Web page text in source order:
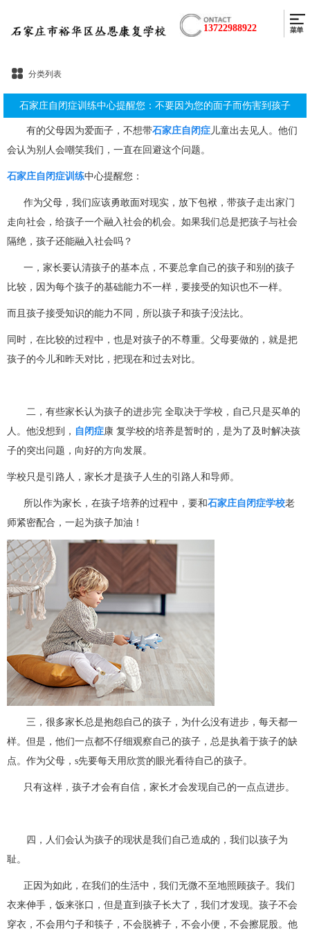
13722988922
分类列表
石家庄自闭症训练中心提醒您：不要因为您的面子而伤害到孩子
有的父母因为爱面子，不想带石家庄自闭症 儿童出去见人。他们
会认为别人会嘲笑我们，一直在回避这个问题。
石家庄自闭症训练中心提醒您：
作为父母，我们应该勇敢面对现实，放下包袱，带孩子走出家门
走向社会，给孩子一个融入社会的机会。如果我们总是把孩子与社会
隔绝，孩子还能融入社会吗？
一，家长要认清孩子的基本点，不要总拿自己的孩子和别的孩子
比较，因为每个孩子的基础能力不一样，要接受的知识也不一样。
而且孩子接受知识的能力不同，所以孩子和孩子没法比。
同时，在比较的过程中，也是对孩子的不尊重。父母要做的，就是把
孩子的今儿和昨天对比，把现在和过去对比。
二，有些家长认为孩子的进步完 全取决于学校，自己只是买单的
人。他没想到， 自闭症康 复学校的培养是暂时的，是为了及时解决孩
子的突出问题，向好的方向发展。
学校只是引路人，家长才是孩子人生的引路人和导师。
所以作为家长，在孩子培养的过程中，要和石家庄自闭症学校老
师紧密配合，一起为孩子加油！
三，很多家长总是抱怨自己的孩子，为什么没有进步，每天都一
样。但是，他们一点都不仔细观察自己的孩子，总是执着于孩子的缺
点。作为父母，s先要每天用欣赏的眼光看待自己的孩子。
只有这样，孩子才会有自信，家长才会发现自己的一点点进步。
四，人们会认为孩子的现状是我们自己造成的，我们以孩子为
耻。
正因为如此，在我们的生活中，我们无微不至地照顾孩子。我们
衣来伸手，饭来张口，但是直到孩子长大了，我们才发现。孩子不会
穿衣，不会用勺子和筷子，不会脱裤子，不会小便，不会擦屁股。他